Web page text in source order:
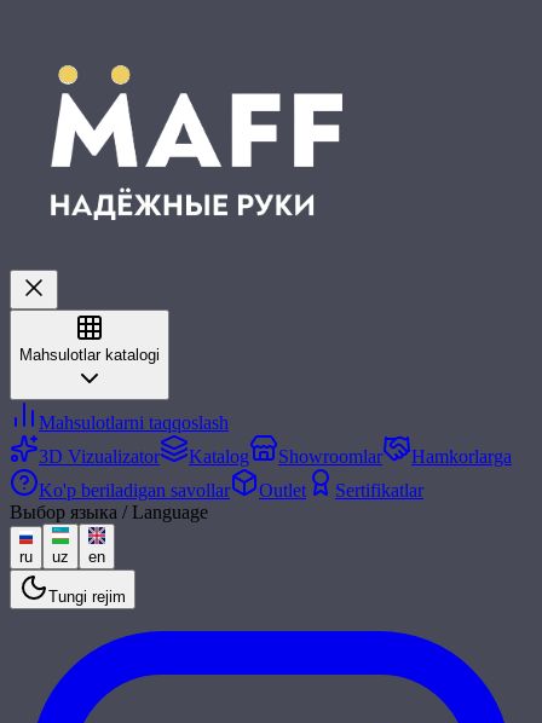
Mahsulotlar katalogi
Mahsulotlarni taqqoslash
3D Vizualizator
Katalog Showroomlar
Hamkorlarga
Ko'p beriladigan savollar
Outlet
Sertifikatlar
Выбор языка / Language
ru uz en
Tungi rejim